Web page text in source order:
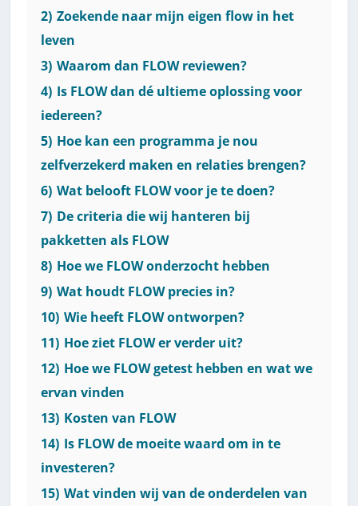
2) Zoekende naar mijn eigen flow in het
leven
3) Waarom dan FLOW reviewen?
4) Is FLOW dan dé ultieme oplossing voor
iedereen?
5) Hoe kan een programma je nou
zelfverzekerd maken en relaties brengen?
6) Wat belooft FLOW voor je te doen?
7) De criteria die wij hanteren bij
pakketten als FLOW
8) Hoe we FLOW onderzocht hebben
9) Wat houdt FLOW precies in?
10) Wie heeft FLOW ontworpen?
11) Hoe ziet FLOW er verder uit?
12) Hoe we FLOW getest hebben en wat we
ervan vinden
13) Kosten van FLOW
14) Is FLOW de moeite waard om in te
investeren?
15) Wat vinden wij van de onderdelen van